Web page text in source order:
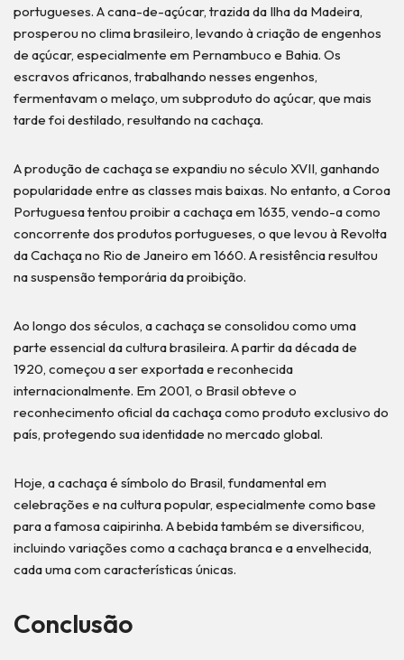
portugueses. A cana-de-açúcar, trazida da Ilha da Madeira,
prosperou no clima brasileiro, levando à criação de engenhos
de açúcar, especialmente em Pernambuco e Bahia. Os
escravos africanos, trabalhando nesses engenhos,
fermentavam o melaço, um subproduto do açúcar, que mais
tarde foi destilado, resultando na cachaça.
A produção de cachaça se expandiu no século XVII, ganhando
popularidade entre as classes mais baixas. No entanto, a Coroa
Portuguesa tentou proibir a cachaça em 1635, vendo-a como
concorrente dos produtos portugueses, o que levou à Revolta
da Cachaça no Rio de Janeiro em 1660. A resistência resultou
na suspensão temporária da proibição.
Ao longo dos séculos, a cachaça se consolidou como uma
parte essencial da cultura brasileira. A partir da década de
1920, começou a ser exportada e reconhecida
internacionalmente. Em 2001, o Brasil obteve o
reconhecimento oficial da cachaça como produto exclusivo do
país, protegendo sua identidade no mercado global.
Hoje, a cachaça é símbolo do Brasil, fundamental em
celebrações e na cultura popular, especialmente como base
para a famosa caipirinha. A bebida também se diversificou,
incluindo variações como a cachaça branca e a envelhecida,
cada uma com características únicas.
Conclusão